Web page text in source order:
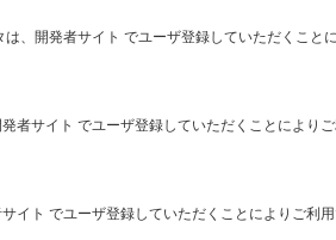
、開発者サイト でユーザ登録していただくこと
者サイト でユーザ登録していただくことにより
イト でユーザ登録していただくことによりご利